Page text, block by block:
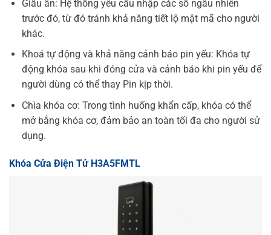
Giấu ẩn: Hệ thống yêu cầu nhập các số ngẫu nhiên
trước đó, từ đó tránh khả năng tiết lộ mật mã cho người
khác.
Khoá tự động và khả năng cảnh báo pin yếu: Khóa tự
động khóa sau khi đóng cửa và cảnh báo khi pin yếu để
người dùng có thể thay Pin kịp thời.
Chìa khóa cơ: Trong tình huống khẩn cấp, khóa có thể
mở bằng khóa cơ, đảm bảo an toàn tối đa cho người sử
dụng.
Khóa Cửa Điện Tử H3A5FMTL